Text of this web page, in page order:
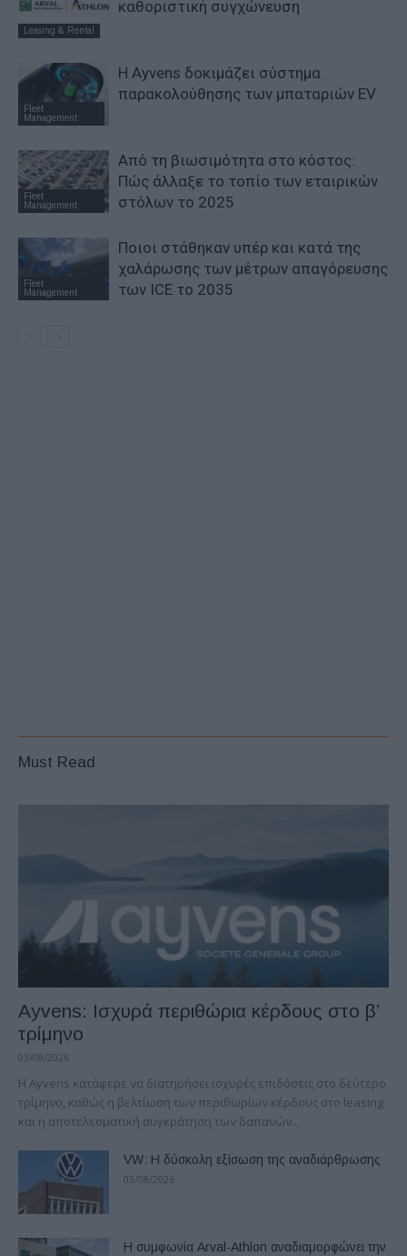
Leasing & Rental
καθοριστική συγχώνευση
Fleet
Management
Η Ayvens δοκιμάζει σύστημα
παρακολούθησης των μπαταριών EV
Fleet
Management
Από τη βιωσιμότητα στο κόστος:
Πώς άλλαξε το τοπίο των εταιρικών
στόλων το 2025
Fleet
Management
Ποιοι στάθηκαν υπέρ και κατά της
χαλάρωσης των μέτρων απαγόρευσης
των ICE το 2035
Must Read
Ayvens: Iσχυρά περιθώρια κέρδους στο β’
τρίμηνο
03/08/2026
Η Ayvens κατάφερε να διατηρήσει ισχυρές επιδόσεις στο δεύτερο
τρίμηνο, καθώς η βελτίωση των περιθωρίων κέρδους στο leasing
και η αποτελεσματική συγκράτηση των δαπανών...
VW: Η δύσκολη εξίσωση της αναδιάρθρωσης
03/08/2026
Η συμφωνία Arval-Athlon αναδιαμορφώνει την